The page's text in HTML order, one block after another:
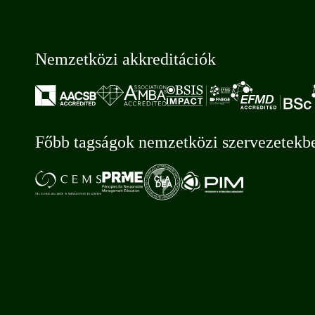
Nemzetközi akkreditációk
Főbb tagságok nemzetközi